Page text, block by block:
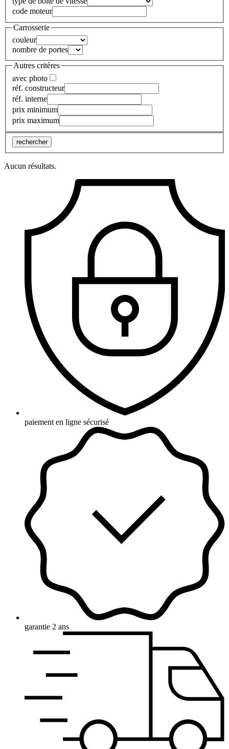
code moteur
Carrosserie
couleur
nombre de portes
Autres critères
avec photo
réf. constructeur
réf. interne
prix minimum
prix maximum
rechercher
Aucun résultats.
paiement en ligne sécurisé
garantie 2 ans